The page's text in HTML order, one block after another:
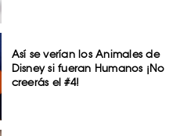
Así se verían los Animales de
Disney si fueran Humanos ¡No
creerás el #4!